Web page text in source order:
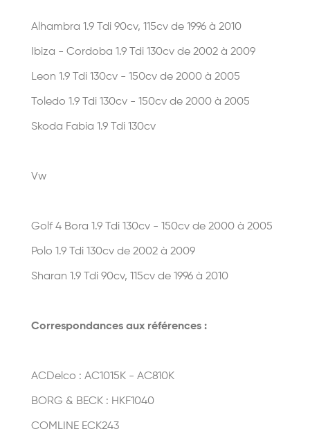
Alhambra 1.9 Tdi 90cv, 115cv de 1996 à 2010
Ibiza - Cordoba 1.9 Tdi 130cv de 2002 à 2009
Leon 1.9 Tdi 130cv - 150cv de 2000 à 2005
Toledo 1.9 Tdi 130cv - 150cv de 2000 à 2005
Skoda Fabia 1.9 Tdi 130cv
Vw
Golf 4 Bora 1.9 Tdi 130cv - 150cv de 2000 à 2005
Polo 1.9 Tdi 130cv de 2002 à 2009
Sharan 1.9 Tdi 90cv, 115cv de 1996 à 2010
Correspondances aux références :
ACDelco : AC1015K - AC810K
BORG & BECK : HKF1040
COMLINE ECK243